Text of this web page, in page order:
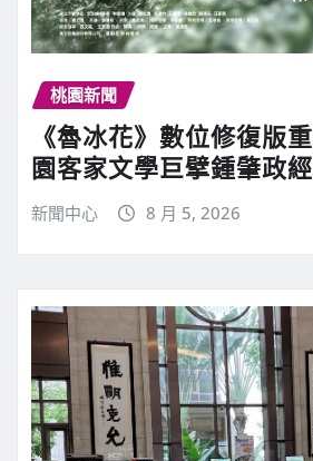
桃園新聞
《魯冰花》數位修復版
園客家文學巨擘鍾肇政
新聞中心 8 月 5, 2026